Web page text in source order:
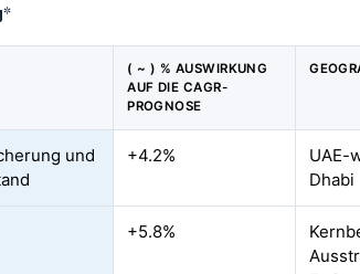
*
( ~ ) % AUSWIRKUNG
AUF DIE CAGR-
PROGNOSE
und
+4.2%
UAE-
Dhabi
+5.8%